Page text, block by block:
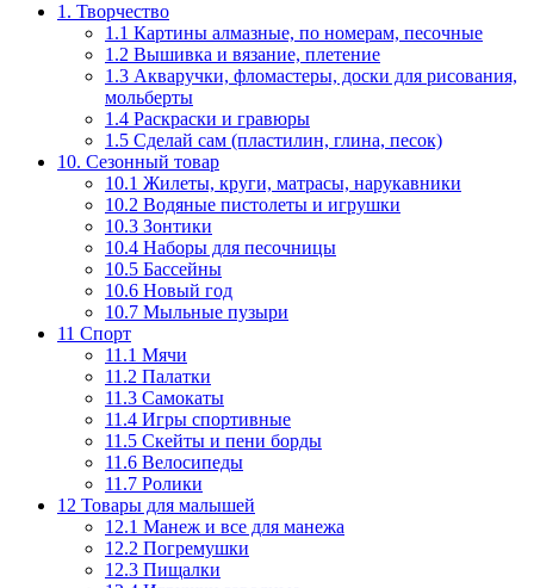
1. Творчество
1.1 Картины алмазные, по номерам, песочные
1.2 Вышивка и вязание, плетение
1.3 Акваручки, фломастеры, доски для рисования,
мольберты
1.4 Раскраски и гравюры
1.5 Сделай сам (пластилин, глина, песок)
10. Сезонный товар
10.1 Жилеты, круги, матрасы, нарукавники
10.2 Водяные пистолеты и игрушки
10.3 Зонтики
10.4 Наборы для песочницы
10.5 Бассейны
10.6 Новый год
10.7 Мыльные пузыри
11 Спорт
11.1 Мячи
11.2 Палатки
11.3 Самокаты
11.4 Игры спортивные
11.5 Скейты и пени борды
11.6 Велосипеды
11.7 Ролики
12 Товары для малышей
12.1 Манеж и все для манежа
12.2 Погремушки
12.3 Пищалки